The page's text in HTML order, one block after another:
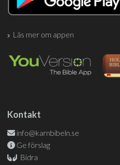
Läs mer om appen
Kontakt
info@karnbibeln.se
Ge förslag
Bidra